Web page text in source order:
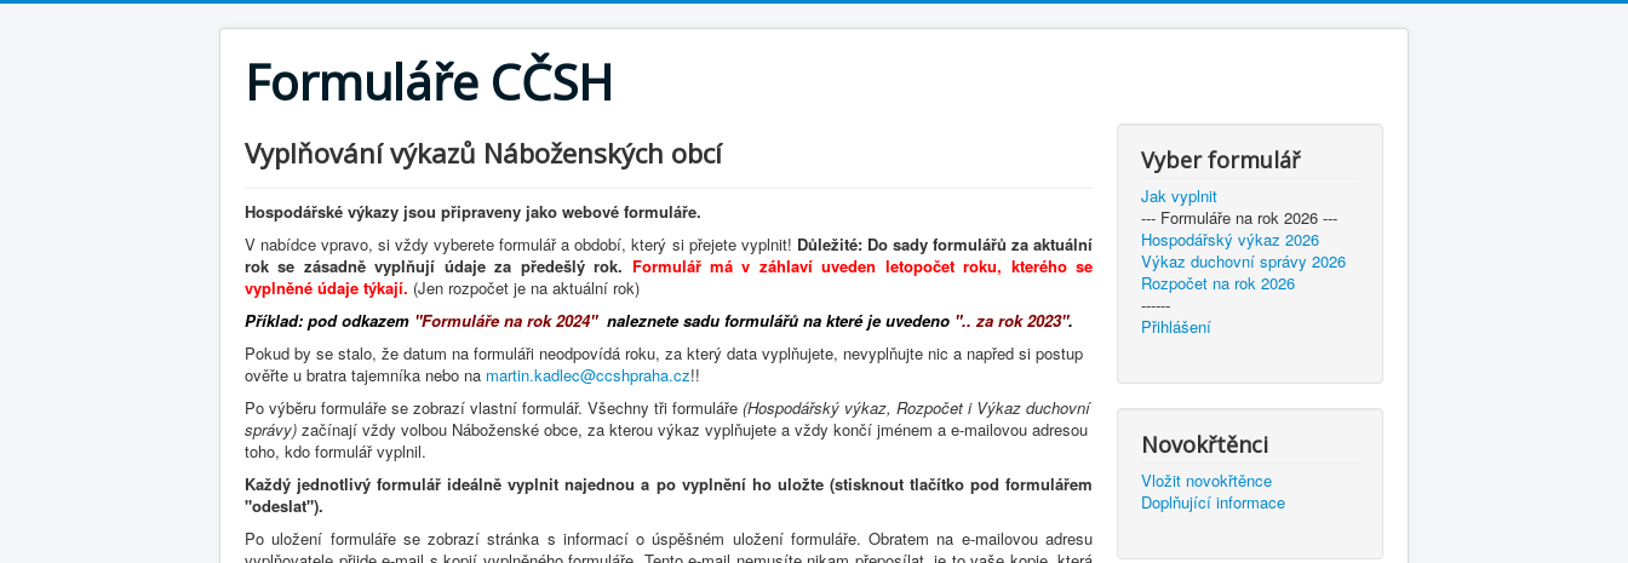
Formuláře CČSH
Vyplňování výkazů Náboženských obcí
Hospodářské výkazy jsou připraveny jako webové formuláře.
V nabídce vpravo, si vždy vyberete formulář a období, který si přejete vyplnit! Důležité: Do sady formulářů za aktuální
rok se zásadně vyplňují údaje za předešlý rok. Formulář má v záhlaví uveden letopočet roku, kterého se
vyplněné údaje týkají. (Jen rozpočet je na aktuální rok)
Příklad: pod odkazem "Formuláře na rok 2024" naleznete sadu formulářů na které je uvedeno ".. za rok 2023".
Pokud by se stalo, že datum na formuláři neodpovídá roku, za který data vyplňujete, nevyplňujte nic a napřed si postup
ověřte u bratra tajemníka nebo na martin.kadlec@ccshpraha.cz!!
Po výběru formuláře se zobrazí vlastní formulář. Všechny tři formuláře (Hospodářský výkaz, Rozpočet i Výkaz duchovní
správy) začínají vždy volbou Náboženské obce, za kterou výkaz vyplňujete a vždy končí jménem a e-mailovou adresou
toho, kdo formulář vyplnil.
Každý jednotlivý formulář ideálně vyplnit najednou a po vyplnění ho uložte (stisknout tlačítko pod formulářem
"odeslat").
Po uložení formuláře se zobrazí stránka s informací o úspěšném uložení formuláře. Obratem na e-mailovou adresu
Vyber formulář
Jak vyplnit
--- Formuláře na rok 2026 ---
Hospodářský výkaz 2026
Výkaz duchovní správy 2026
Rozpočet na rok 2026
------
Přihlášení
Novokřtěnci
Vložit novokřtěnce
Doplňující informace